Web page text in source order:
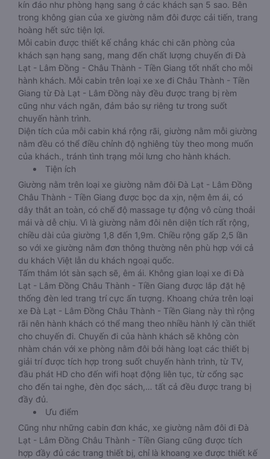
kín đáo như phòng hạng sang ở các khách sạn 5 sao. Bên
trong không gian của xe giường nằm đôi được cải tiến, trang
hoàng hết sức tiện lợi.
Mỗi cabin được thiết kế chẳng khác chi căn phòng của
khách sạn hạng sang, mang đến chất lượng chuyến đi Đà
Lạt - Lâm Đồng - Châu Thành - Tiền Giang tốt nhất cho mỗi
hành khách. Mỗi cabin trên loại xe xe đi Châu Thành - Tiền
Giang từ Đà Lạt - Lâm Đồng này đều được trang bị rèm
cũng như vách ngăn, đảm bảo sự riêng tư trong suốt
chuyến hành trình.
Diện tích của mỗi cabin khá rộng rãi, giường nằm mỗi giường
nằm đều có thể điều chỉnh độ nghiêng tùy theo mong muốn
của khách., tránh tình trạng mỏi lưng cho hành khách.
Tiện ích
Giường nằm trên loại xe giường nằm đôi Đà Lạt - Lâm Đồng
Châu Thành - Tiền Giang được bọc da xịn, nệm êm ái, có
dây thắt an toàn, có chế độ massage tự động vô cùng thoải
mái và dễ chịu. Vì là giường nằm đôi nên diện tích rất rộng,
chiều dài của giường 1,8 đến 1,9m. Chiều rộng gấp 2,5 lần
so với xe giường nằm đơn thông thường nên phù hợp với cả
du khách Việt lẫn du khách ngoại quốc.
Tấm thảm lót sàn sạch sẽ, êm ái. Không gian loại xe đi Đà
Lạt - Lâm Đồng Châu Thành - Tiền Giang được lắp đặt hệ
thống đèn led trang trí cực ấn tượng. Khoang chứa trên loại
xe Đà Lạt - Lâm Đồng Châu Thành - Tiền Giang này thì rộng
rãi nên hành khách có thể mang theo nhiều hành lý cần thiết
cho chuyến đi. Chuyến đi của hành khách sẽ không còn
nhàm chán với xe phòng nằm đôi bởi hàng loạt các thiết bị
giải trí được tích hợp trong suốt chuyến hành trình, từ TV,
đầu phát HD cho đến wifi hoạt động liên tục, từ cổng sạc
cho đến tai nghe, đèn đọc sách,… tất cả đều được trang bị
đầy đủ.
Ưu điểm
Cũng như những cabin đơn khác, xe giường nằm đôi đi Đà
Lạt - Lâm Đồng Châu Thành - Tiền Giang cũng được tích
hợp đầy đủ các trang thiết bị, chỉ là khoang xe được thiết kế